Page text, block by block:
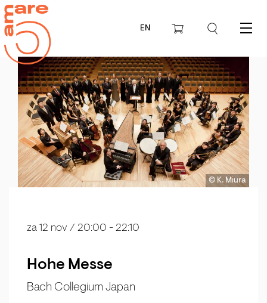
EN Menu
© K. Miura
Hohe Messe
Bach Collegium Japan
za 12 nov / 20:00 - 22:10